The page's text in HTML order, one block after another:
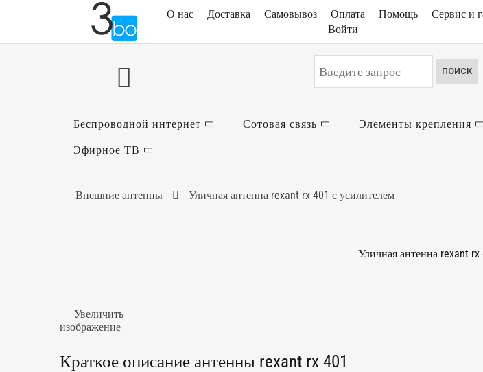
О нас Доставка Самовывоз Оплата Помощь
Сервис и
Войти
ПОИСК
Беспроводной интернет Сотовая связь Элементы крепления
Эфирное ТВ
Внешние антенны Уличная антенна rexant rx 401 с усилителем
Уличная антенна rexant rx
Увеличить
изображение
Краткое описание антенны rexant rx 401